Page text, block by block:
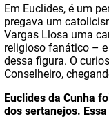
Em Euclides, é um
pregava um
Vargas Llosa uma
religioso fanático –
dessa figura. O
Conselheiro,
Euclides da Cunha
dos sertanejos.